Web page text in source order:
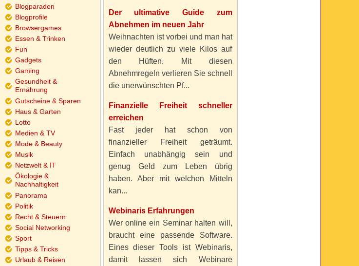
Der ultimative Guide zum
Abnehmen im neuen Jahr
Weihnachten ist vorbei und man hat
wieder deutlich zu viele Kilos auf
den Hüften. Mit diesen
Abnehmregeln verlieren Sie schnell
die unerwünschten Pf...
Finanzielle Freiheit schneller
erreichen
Fast jeder hat schon von
finanzieller Freiheit geträumt.
Einfach unabhängig sein und
genug Geld zum Leben übrig
haben. Aber mit welchen Mitteln
kan...
Webinaris Erfahrungen
Wer online ein Seminar halten will,
braucht eine passende Software.
Eines dieser Tools ist Webinaris,
damit lassen sich Webinare
Blogparaden
Blogprofile
Browsergames
Essen & Trinken
Fun
Gadgets
Gaming
Gesundheit &
Ernährung
Gutscheine & Sparen
Haus & Garten
Lotto
Medien & TV
Mode & Beauty
Musik
Netzwelt & IT
Ökologie &
Nachhaltigkeit
Panorama
Politik
Recht & Steuern
Social Networking
Sport
Tipps & Tricks
Urlaub & Reisen